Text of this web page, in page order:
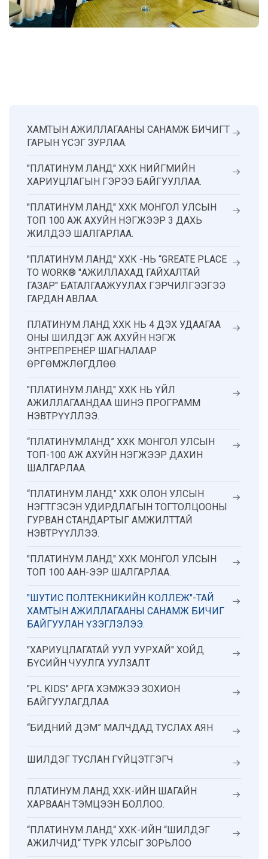
ХАМТЫН АЖИЛЛАГААНЫ САНАМЖ БИЧИГТ
ГАРЫН ҮСЭГ ЗУРЛАА.
"ПЛАТИНУМ ЛАНД" ХХК НИЙГМИЙН
ХАРИУЦЛАГЫН ГЭРЭЭ БАЙГУУЛЛАА.
"ПЛАТИНУМ ЛАНД" ХХК МОНГОЛ УЛСЫН
ТОП 100 АЖ АХУЙН НЭГЖЭЭР 3 ДАХЬ
ЖИЛДЭЭ ШАЛГАРЛАА.
"ПЛАТИНУМ ЛАНД" ХХК -НЬ “GREATE PLACE
TO WORK® "АЖИЛЛАХАД ГАЙХАЛТАЙ
ГАЗАР" БАТАЛГААЖУУЛАХ ГЭРЧИЛГЭЭГЭЭ
ГАРДАН АВЛАА.
ПЛАТИНУМ ЛАНД ХХК НЬ 4 ДЭХ УДААГАА
ОНЫ ШИЛДЭГ АЖ АХУЙН НЭГЖ
ЭНТРЕПРЕНЁР ШАГНАЛААР
ӨРГӨМЖЛӨГДЛӨӨ.
"ПЛАТИНУМ ЛАНД" ХХК НЬ ҮЙЛ
АЖИЛЛАГААНДАА ШИНЭ ПРОГРАММ
НЭВТРҮҮЛЛЭЭ.
“ПЛАТИНУМЛАНД” ХХК МОНГОЛ УЛСЫН
ТОП-100 АЖ АХУЙН НЭГЖЭЭР ДАХИН
ШАЛГАРЛАА.
“ПЛАТИНУМ ЛАНД” ХХК ОЛОН УЛСЫН
НЭГТГЭСЭН УДИРДЛАГЫН ТОГТОЛЦООНЫ
ГУРВАН СТАНДАРТЫГ АМЖИЛТТАЙ
НЭВТРҮҮЛЛЭЭ.
"ПЛАТИНУМ ЛАНД" ХХК МОНГОЛ УЛСЫН
ТОП 100 ААН-ЭЭР ШАЛГАРЛАА.
"ШУТИС ПОЛТЕКНИКИЙН КОЛЛЕЖ"-ТАЙ
ХАМТЫН АЖИЛЛАГААНЫ САНАМЖ БИЧИГ
БАЙГУУЛАН ҮЗЭГЛЭЛЭЭ.
"ХАРИУЦЛАГАТАЙ УУЛ УУРХАЙ" ХОЙД
БҮСИЙН ЧУУЛГА УУЛЗАЛТ
"PL KIDS" АРГА ХЭМЖЭЭ ЗОХИОН
БАЙГУУЛАГДЛАА
“БИДНИЙ ДЭМ” МАЛЧДАД ТУСЛАХ АЯН
ШИЛДЭГ ТУСЛАН ГҮЙЦЭТГЭГЧ
ПЛАТИНУМ ЛАНД ХХК-ИЙН ШАГАЙН
ХАРВААН ТЭМЦЭЭН БОЛЛОО.
“ПЛАТИНУМ ЛАНД“ ХХК-ИЙН “ШИЛДЭГ
АЖИЛЧИД“ ТУРК УЛСЫГ ЗОРЬЛОО